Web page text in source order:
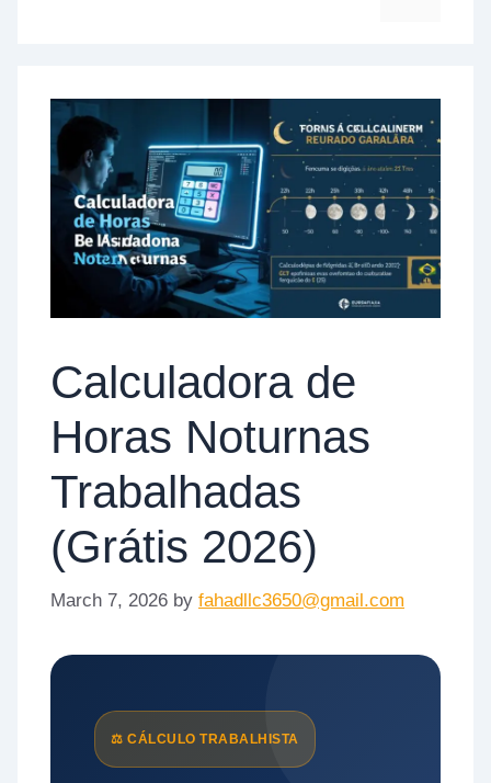
Calculadora de
Horas Noturnas
Trabalhadas
(Grátis 2026)
March 7, 2026 by fahadllc3650@gmail.com
⚖️ CÁLCULO TRABALHISTA